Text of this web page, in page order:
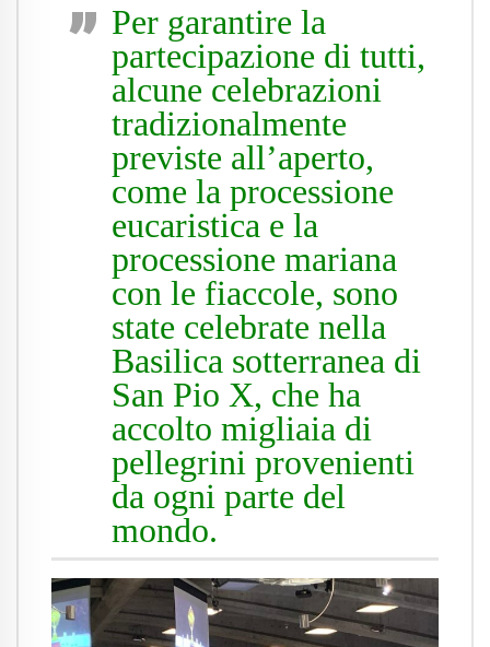
Per garantire la
partecipazione di tutti,
alcune celebrazioni
tradizionalmente
previste all’aperto,
come la processione
eucaristica e la
processione mariana
con le fiaccole, sono
state celebrate nella
Basilica sotterranea di
San Pio X, che ha
accolto migliaia di
pellegrini provenienti
da ogni parte del
mondo.